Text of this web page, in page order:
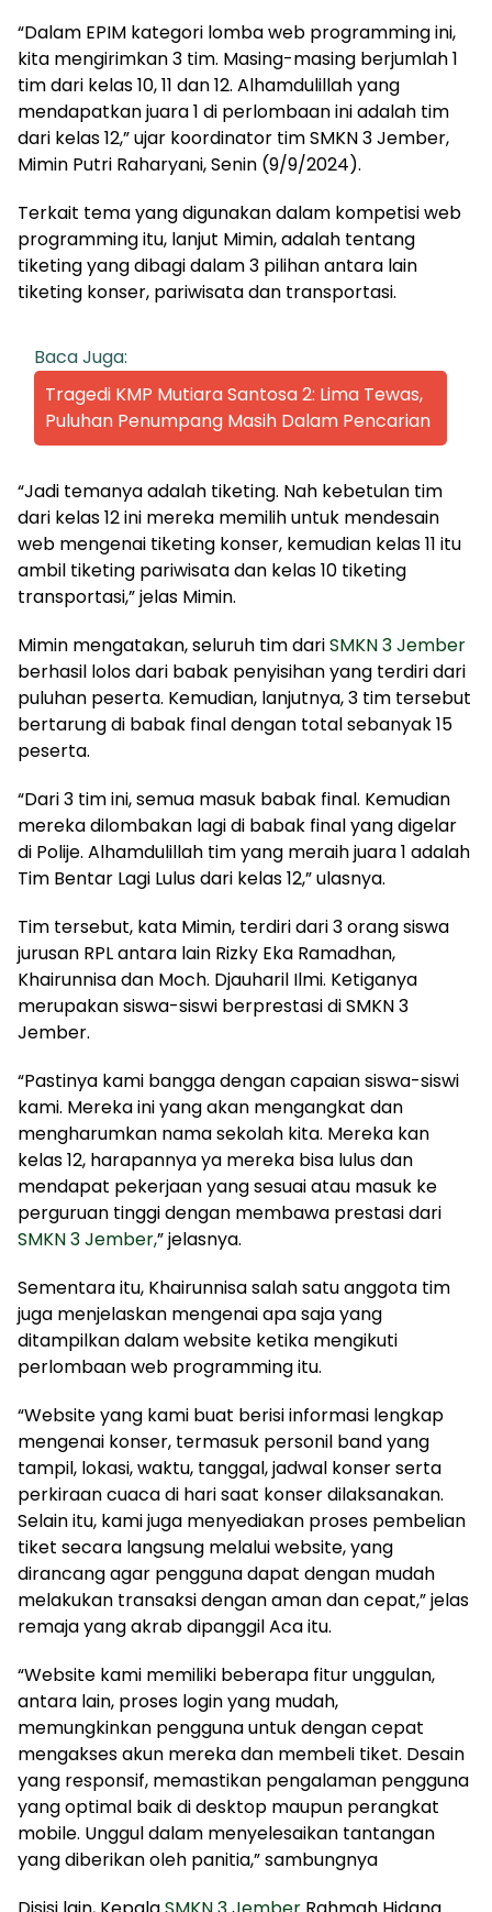
“Dalam EPIM kategori lomba web programming ini,
kita mengirimkan 3 tim. Masing-masing berjumlah 1
tim dari kelas 10, 11 dan 12. Alhamdulillah yang
mendapatkan juara 1 di perlombaan ini adalah tim
dari kelas 12,” ujar koordinator tim SMKN 3 Jember,
Mimin Putri Raharyani, Senin (9/9/2024).
Terkait tema yang digunakan dalam kompetisi web
programming itu, lanjut Mimin, adalah tentang
tiketing yang dibagi dalam 3 pilihan antara lain
tiketing konser, pariwisata dan transportasi.
Baca Juga:
Tragedi KMP Mutiara Santosa 2: Lima Tewas,
Puluhan Penumpang Masih Dalam Pencarian
“Jadi temanya adalah tiketing. Nah kebetulan tim
dari kelas 12 ini mereka memilih untuk mendesain
web mengenai tiketing konser, kemudian kelas 11 itu
ambil tiketing pariwisata dan kelas 10 tiketing
transportasi,” jelas Mimin.
Mimin mengatakan, seluruh tim dariSMKN 3 Jember
berhasil lolos dari babak penyisihan yang terdiri dari
puluhan peserta. Kemudian, lanjutnya, 3 tim tersebut
bertarung di babak final dengan total sebanyak 15
peserta.
“Dari 3 tim ini, semua masuk babak final. Kemudian
mereka dilombakan lagi di babak final yang digelar
di Polije. Alhamdulillah tim yang meraih juara 1 adalah
Tim Bentar Lagi Lulus dari kelas 12,” ulasnya.
Tim tersebut, kata Mimin, terdiri dari 3 orang siswa
jurusan RPL antara lain Rizky Eka Ramadhan,
Khairunnisa dan Moch. Djauharil Ilmi. Ketiganya
merupakan siswa-siswi berprestasi di SMKN 3
Jember.
“Pastinya kami bangga dengan capaian siswa-siswi
kami. Mereka ini yang akan mengangkat dan
mengharumkan nama sekolah kita. Mereka kan
kelas 12, harapannya ya mereka bisa lulus dan
mendapat pekerjaan yang sesuai atau masuk ke
perguruan tinggi dengan membawa prestasi dari
SMKN 3 Jember,” jelasnya.
Sementara itu, Khairunnisa salah satu anggota tim
juga menjelaskan mengenai apa saja yang
ditampilkan dalam website ketika mengikuti
perlombaan web programming itu.
“Website yang kami buat berisi informasi lengkap
mengenai konser, termasuk personil band yang
tampil, lokasi, waktu, tanggal, jadwal konser serta
perkiraan cuaca di hari saat konser dilaksanakan.
Selain itu, kami juga menyediakan proses pembelian
tiket secara langsung melalui website, yang
dirancang agar pengguna dapat dengan mudah
melakukan transaksi dengan aman dan cepat,” jelas
remaja yang akrab dipanggil Aca itu.
“Website kami memiliki beberapa fitur unggulan,
antara lain, proses login yang mudah,
memungkinkan pengguna untuk dengan cepat
mengakses akun mereka dan membeli tiket. Desain
yang responsif, memastikan pengalaman pengguna
yang optimal baik di desktop maupun perangkat
mobile. Unggul dalam menyelesaikan tantangan
yang diberikan oleh panitia,” sambungnya